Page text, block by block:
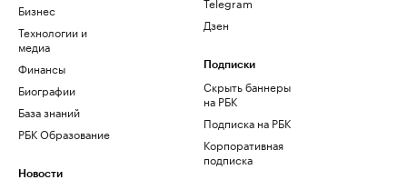
Бизнес
Технологии и
медиа
Финансы
Биографии
База знаний
РБК Образование
Новости
Дзен
Подписки
Скрыть баннеры
на РБК
Подписка на РБК
Корпоративная
подписка